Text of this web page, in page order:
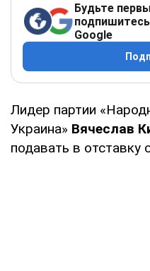
Будьте
Google
Лидер партии
Украина» Вячеслав
подавать в отставку